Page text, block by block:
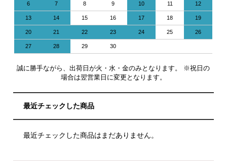
6 7 8 9 10 11 12
13 14 15 16 17 18 19
20 21 22 23 24 25 26
27 28 29 30
誠に勝手ながら、出荷日が火・水・金のみとなります。 ※祝日の
場合は翌営業日に変更となります。
最近チェックした商品
最近チェックした商品はまだありません。